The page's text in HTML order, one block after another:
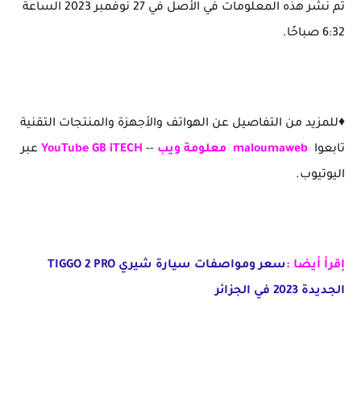
تم نشر هذه المعلومات في الأصل في 27 نوفمبر 2023 الساعة
6:32 صباحًا.
♦️للمزيد من التفاصيل عن الهواتف والأجهزة والمنتجات التقنية
تابعوا maloumaweb معلومة ويب --
YouTube GB iTECH عبر
اليوتيوب.
إقرأ أيضا :
سعر ومواصفات سيارة شيري TIGGO 2 PRO
الجديدة 2023 في الجزائر